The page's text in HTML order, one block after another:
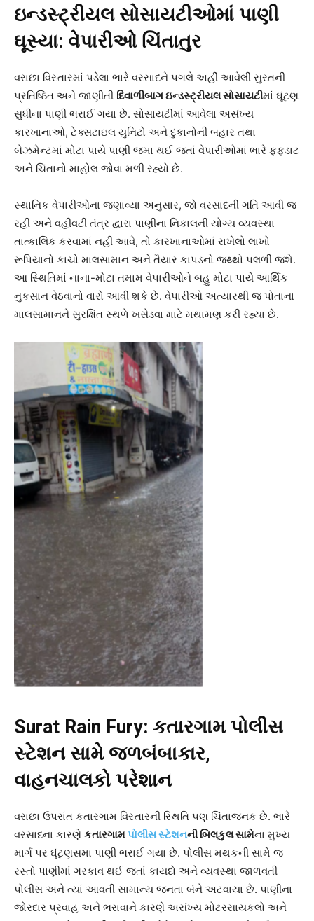
ઇન્ડસ્ટ્રીયલ સોસાયટીઓમાં પાણી
ઘૂસ્યા: વેપારીઓ ચિંતાતુર
વરાછા વિસ્તારમાં પડેલા ભારે વરસાદને પગલે અહીં આવેલી સુરતની
પ્રતિષ્ઠિત અને જાણીતી દિવાળીબાગ ઇન્ડસ્ટ્રીયલ સોસાયટીમાં ઘૂંટણ
સુધીના પાણી ભરાઈ ગયા છે. સોસાયટીમાં આવેલા અસંખ્ય
કારખાનાઓ, ટેક્સટાઇલ યુનિટો અને દુકાનોની બહાર તથા
બેઝમેન્ટમાં મોટા પાયે પાણી જમા થઈ જતાં વેપારીઓમાં ભારે ફફડાટ
અને ચિંતાનો માહોલ જોવા મળી રહ્યો છે.
સ્થાનિક વેપારીઓના જણાવ્યા અનુસાર, જો વરસાદની ગતિ આવી જ
રહી અને વહીવટી તંત્ર દ્વારા પાણીના નિકાલની યોગ્ય વ્યવસ્થા
તાત્કાલિક કરવામાં નહીં આવે, તો કારખાનાઓમાં રાખેલો લાખો
રૂપિયાનો કાચો માલસામાન અને તૈયાર કાપડનો જથ્થો પલળી જશે.
આ સ્થિતિમાં નાના-મોટા તમામ વેપારીઓને બહુ મોટા પાયે આર્થિક
નુકસાન વેઠવાનો વારો આવી શકે છે. વેપારીઓ અત્યારથી જ પોતાના
માલસામાનને સુરક્ષિત સ્થળે ખસેડવા માટે મથામણ કરી રહ્યા છે.
Surat Rain Fury: કતારગામ પોલીસ
સ્ટેશન સામે જળબંબાકાર,
વાહનચાલકો પરેશાન
વરાછા ઉપરાંત કતારગામ વિસ્તારની સ્થિતિ પણ ચિંતાજનક છે. ભારે
વરસાદના કારણે કતારગામપોલીસ સ્ટેશનની બિલકુલ સામેના મુખ્ય
માર્ગ પર ઘૂંટણસમા પાણી ભરાઈ ગયા છે. પોલીસ મથકની સામે જ
રસ્તો પાણીમાં ગરકાવ થઈ જતાં કાયદો અને વ્યવસ્થા જાળવતી
પોલીસ અને ત્યાં આવતી સામાન્ય જનતા બંને અટવાયા છે. પાણીના
જોરદાર પ્રવાહ અને ભરાવાને કારણે અસંખ્ય મોટરસાયકલો અને